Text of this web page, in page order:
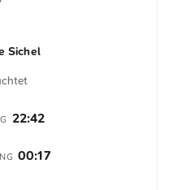
Sichel
22:42
00:17